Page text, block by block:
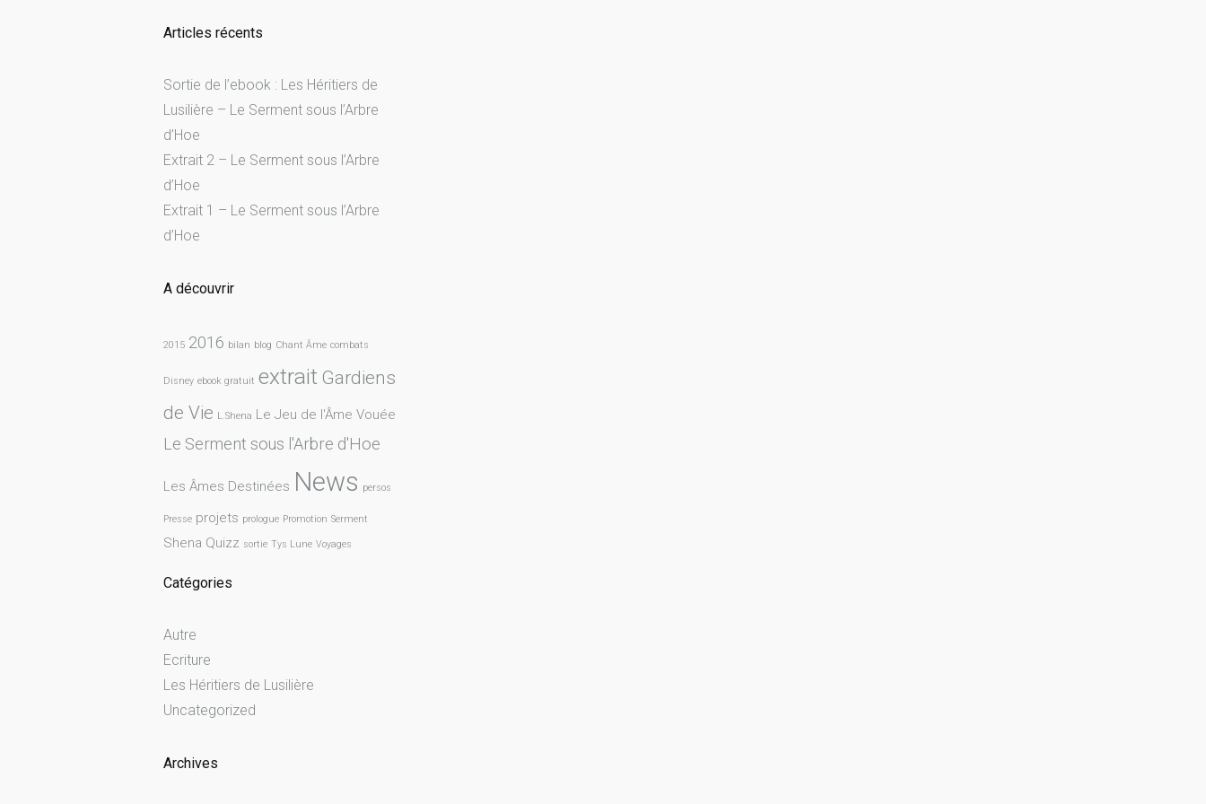
Articles récents
Sortie de l’ebook : Les Héritiers de
Lusilière – Le Serment sous l’Arbre
d’Hoe
Extrait 2 – Le Serment sous l’Arbre
d’Hoe
Extrait 1 – Le Serment sous l’Arbre
d’Hoe
A découvrir
2015 2016 bilan blog Chant Âme combats
Disney ebook gratuit extrait Gardiens
de Vie L.Shena Le Jeu de l'Âme Vouée
Le Serment sous l'Arbre d'Hoe
Les Âmes Destinées News persos
Presse projets prologue Promotion Serment
Shena Quizz sortie Tys Lune Voyages
Catégories
Autre
Ecriture
Les Héritiers de Lusilière
Uncategorized
Archives